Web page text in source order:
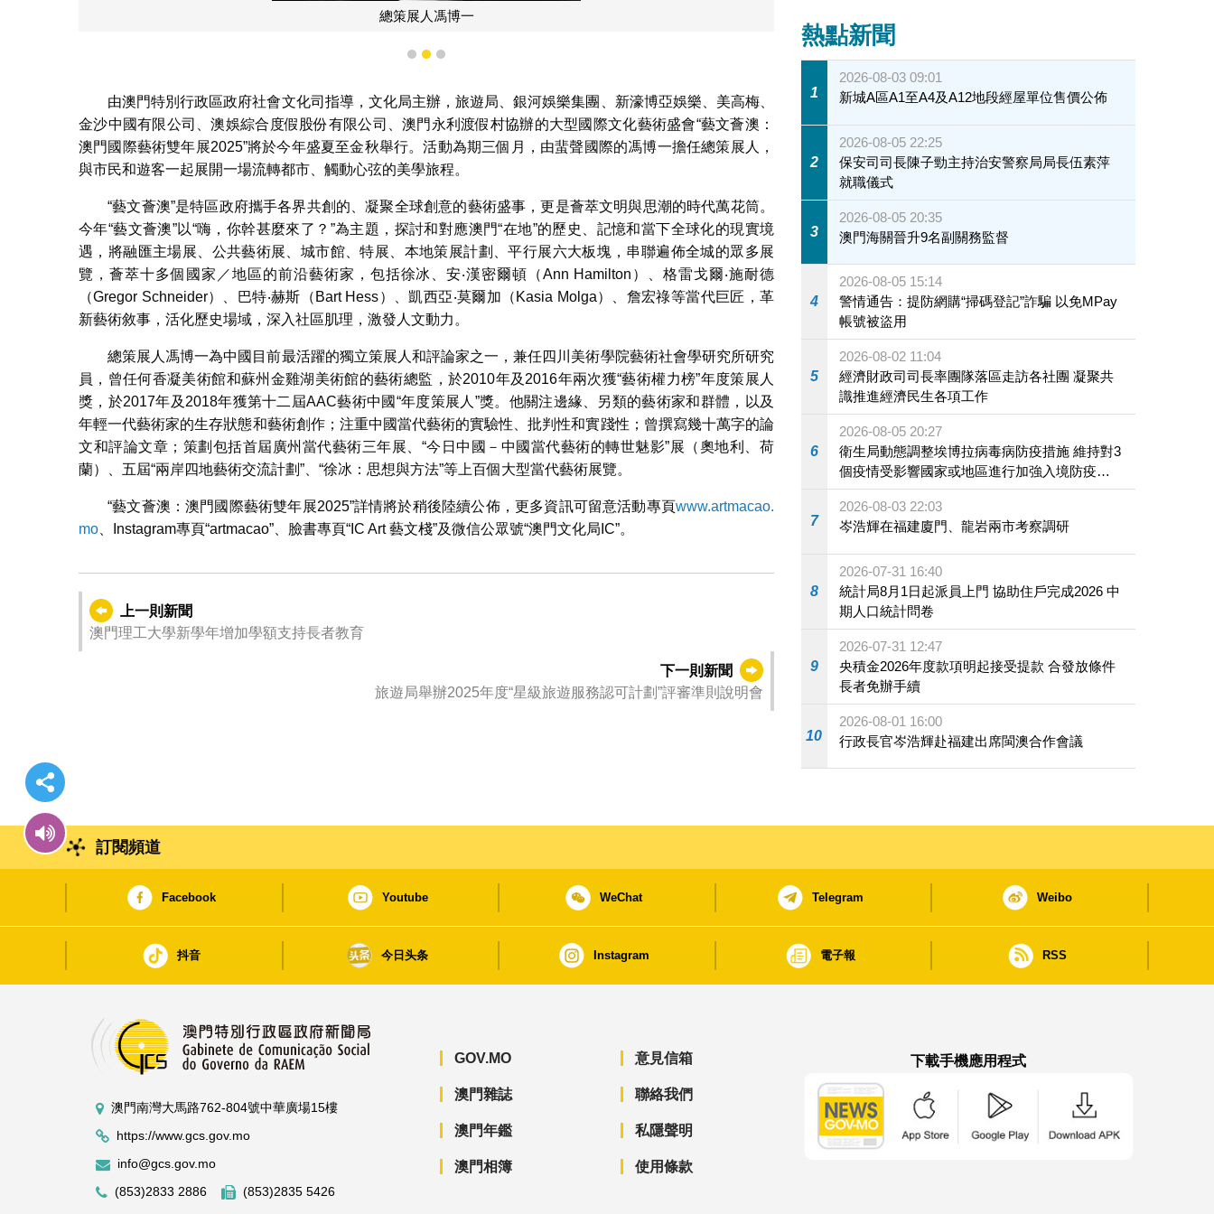
總策展人馮博一
1 2 3
由澳門特別行政區政府社會文化司指導，文化局主辦，旅遊局、銀河娛樂集團、新濠博亞娛樂、美高梅、
金沙中國有限公司、澳娛綜合度假股份有限公司、澳門永利渡假村協辦的大型國際文化藝術盛會“藝文薈澳：
澳門國際藝術雙年展2025”將於今年盛夏至金秋舉行。活動為期三個月，由蜚聲國際的馮博一擔任總策展人，
與市民和遊客一起展開一場流轉都市、觸動心弦的美學旅程。
“藝文薈澳”是特區政府攜手各界共創的、凝聚全球創意的藝術盛事，更是薈萃文明與思潮的時代萬花筒。
今年“藝文薈澳”以“嗨，你幹甚麼來了？”為主題，探討和對應澳門“在地”的歷史、記憶和當下全球化的現實境
遇，將融匯主場展、公共藝術展、城市館、特展、本地策展計劃、平行展六大板塊，串聯遍佈全城的眾多展
覽，薈萃十多個國家／地區的前沿藝術家，包括徐冰、安‧漢密爾頓（Ann Hamilton）、格雷戈爾‧施耐德
（Gregor Schneider）、巴特‧赫斯（Bart Hess）、凱西亞‧莫爾加（Kasia Molga）、詹宏祿等當代巨匠，革
新藝術敘事，活化歷史場域，深入社區肌理，激發人文動力。
總策展人馮博一為中國目前最活躍的獨立策展人和評論家之一，兼任四川美術學院藝術社會學研究所研究
員，曾任何香凝美術館和蘇州金雞湖美術館的藝術總監，於2010年及2016年兩次獲“藝術權力榜”年度策展人
獎，於2017年及2018年獲第十二屆AAC藝術中國“年度策展人”獎。他關注邊緣、另類的藝術家和群體，以及
年輕一代藝術家的生存狀態和藝術創作；注重中國當代藝術的實驗性、批判性和實踐性；曾撰寫幾十萬字的論
文和評論文章；策劃包括首屆廣州當代藝術三年展、“今日中國－中國當代藝術的轉世魅影”展（奧地利、荷
蘭）、五屆“兩岸四地藝術交流計劃”、“徐冰：思想與方法”等上百個大型當代藝術展覽。
“藝文薈澳：澳門國際藝術雙年展2025”詳情將於稍後陸續公佈，更多資訊可留意活動專頁www.artmacao.
mo、Instagram專頁“artmacao”、臉書專頁“IC Art 藝文棧”及微信公眾號“澳門文化局IC”。
上一則新聞
澳門理工大學新學年增加學額支持長者教育
下一則新聞
旅遊局舉辦2025年度“星級旅遊服務認可計劃”評審準則說明會
熱點新聞
1
2026-08-03 09:01
新城A區A1至A4及A12地段經屋單位售價公佈
2
2026-08-05 22:25
保安司司長陳子勁主持治安警察局局長伍素萍
就職儀式
3
2026-08-05 20:35
澳門海關晉升9名副關務監督
4
2026-08-05 15:14
警情通告：提防網購“掃碼登記”詐騙 以免MPay
帳號被盜用
5
2026-08-02 11:04
經濟財政司司長率團隊落區走訪各社團 凝聚共
識推進經濟民生各項工作
6
2026-08-05 20:27
衛生局動態調整埃博拉病毒病防疫措施 維持對3
個疫情受影響國家或地區進行加強入境防疫措
施
7
2026-08-03 22:03
岑浩輝在福建廈門、龍岩兩市考察調研
8
2026-07-31 16:40
統計局8月1日起派員上門 協助住戶完成2026 中
期人口統計問卷
9
2026-07-31 12:47
央積金2026年度款項明起接受提款 合發放條件
長者免辦手續
10
2026-08-01 16:00
行政長官岑浩輝赴福建出席閩澳合作會議
訂閱頻道
Facebook Youtube WeChat Telegram Weibo
抖音 今日头条 Instagram 電子報 RSS
澳門南灣大馬路762-804號中華廣場15樓
https://www.gcs.gov.mo
info@gcs.gov.mo
(853)2833 2886
(853)2835 5426
GOV.MO
澳門雜誌
澳門年鑑
澳門相簿
意見信箱
聯絡我們
私隱聲明
使用條款
下載手機應用程式